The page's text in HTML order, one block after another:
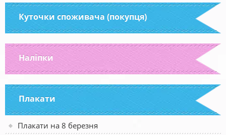
Куточки споживача (покупця)
Наліпки
Плакати
Плакати на 8 березня